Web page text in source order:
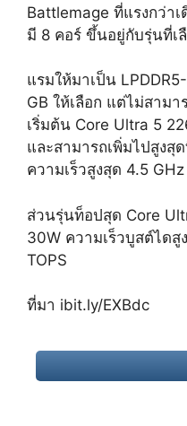
Battlemage ที่แรงกว่า
มี 8 คอร์ ขึ้นอยู่กับรุ่นที่เ
แรมให้มาเป็น
GB ให้เลือก แต่ไม่สามา
เริ่มต้น Core Ultra 5
และสามารถเพิ่มไปสูงสุ
ความเร็วสูงสุด 4.5 GHz
ส่วนรุ่นท็อปสุด Core
30W ความเร็วบูสต์ไดสู
TOPS
ที่มา ibit.ly/EXBdc